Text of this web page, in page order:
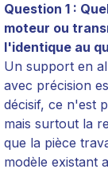
Question 1 :
moteur ou
l'identique au
Un support en
avec précision
décisif, ce n'est
mais surtout la
que la pièce
modèle existant